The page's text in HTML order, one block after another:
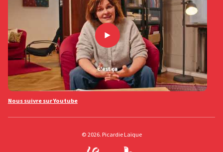
Nous suivre sur Youtube
© 2026. Picardie Laïque